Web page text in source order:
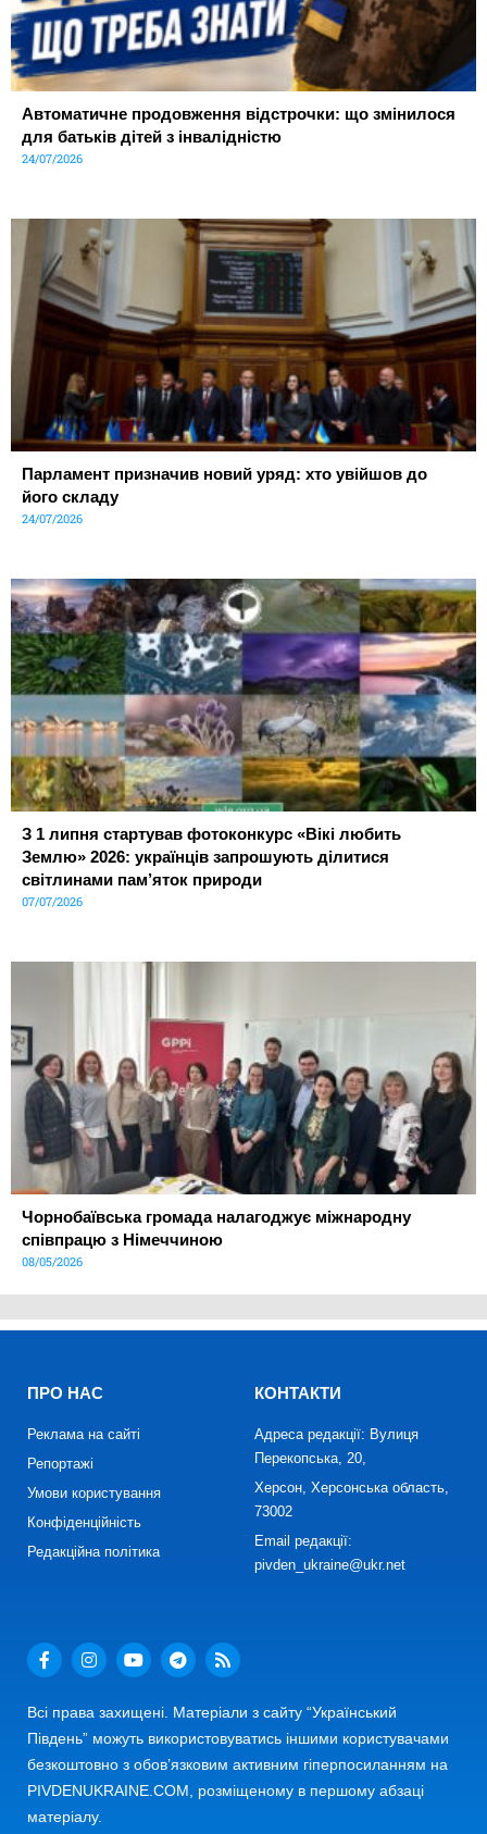
Автоматичне продовження відстрочки: що змінилося
для батьків дітей з інвалідністю
24/07/2026
Парламент призначив новий уряд: хто увійшов до
його складу
24/07/2026
З 1 липня стартував фотоконкурс «Вікі любить
Землю» 2026: українців запрошують ділитися
світлинами пам’яток природи
07/07/2026
Чорнобаївська громада налагоджує міжнародну
співпрацю з Німеччиною
08/05/2026
ПРО НАС
Реклама на сайті
Репортажі
Умови користування
Конфіденційність
Редакційна політика
КОНТАКТИ
Адреса редакції: Вулиця
Перекопська, 20,
Херсон, Херсонська область,
73002
Email редакції:
pivden_ukraine@ukr.net
Всі права захищені. Матеріали з сайту “Український
Південь” можуть використовуватись іншими користувачами
безкоштовно з обов’язковим активним гіперпосиланням на
PIVDENUKRAINE.COM, розміщеному в першому абзаці
матеріалу.